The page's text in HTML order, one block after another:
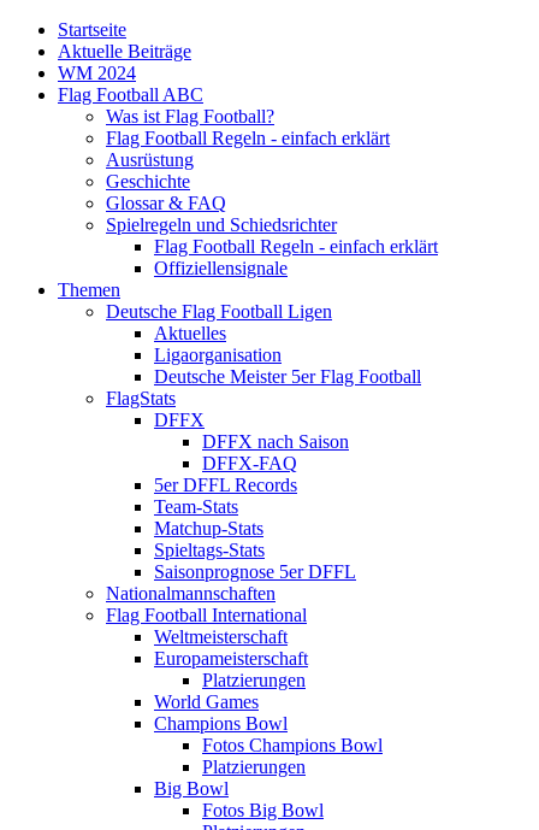
Startseite
Aktuelle Beiträge
WM 2024
Flag Football ABC
Was ist Flag Football?
Flag Football Regeln - einfach erklärt
Ausrüstung
Geschichte
Glossar & FAQ
Spielregeln und Schiedsrichter
Flag Football Regeln - einfach erklärt
Offiziellensignale
Themen
Deutsche Flag Football Ligen
Aktuelles
Ligaorganisation
Deutsche Meister 5er Flag Football
FlagStats
DFFX
DFFX nach Saison
DFFX-FAQ
5er DFFL Records
Team-Stats
Matchup-Stats
Spieltags-Stats
Saisonprognose 5er DFFL
Nationalmannschaften
Flag Football International
Weltmeisterschaft
Europameisterschaft
Platzierungen
World Games
Champions Bowl
Fotos Champions Bowl
Platzierungen
Big Bowl
Fotos Big Bowl